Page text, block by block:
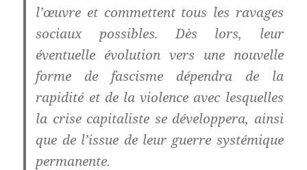
l’œuvre et commettent tous les ravages
sociaux possibles. Dès lors, leur
éventuelle évolution vers une nouvelle
forme de fascisme dépendra de la
rapidité et de la violence avec lesquelles
la crise capitaliste se développera, ainsi
que de l’issue de leur guerre systémique
permanente.